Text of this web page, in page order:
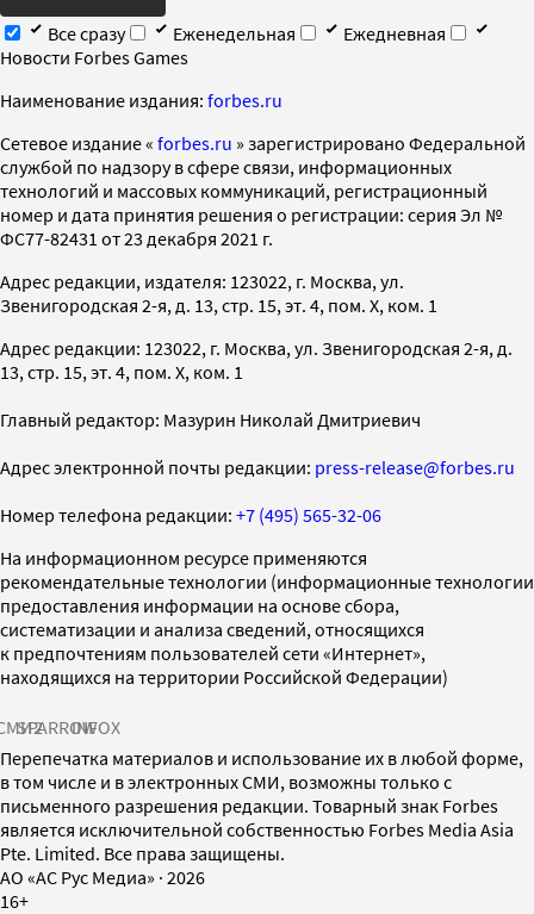
Все сразу
Еженедельная
Ежедневная
Новости Forbes Games
Наименование издания: forbes.ru
Cетевое издание « forbes.ru » зарегистрировано Федеральной
службой по надзору в сфере связи, информационных
технологий и массовых коммуникаций, регистрационный
номер и дата принятия решения о регистрации: серия Эл №
ФС77-82431 от 23 декабря 2021 г.
Адрес редакции, издателя: 123022, г. Москва, ул.
Звенигородская 2-я, д. 13, стр. 15, эт. 4, пом. X, ком. 1
Адрес редакции: 123022, г. Москва, ул. Звенигородская 2-я, д.
13, стр. 15, эт. 4, пом. X, ком. 1
Главный редактор: Мазурин Николай Дмитриевич
Адрес электронной почты редакции: press-release@forbes.ru
Номер телефона редакции: +7 (495) 565-32-06
На информационном ресурсе применяются
рекомендательные технологии (информационные технологии
предоставления информации на основе сбора,
систематизации и анализа сведений, относящихся
к предпочтениям пользователей сети «Интернет»,
находящихся на территории Российской Федерации)
SPARROWINFOX
Перепечатка материалов и использование их в любой форме,
в том числе и в электронных СМИ, возможны только с
письменного разрешения редакции. Товарный знак Forbes
является исключительной собственностью Forbes Media Asia
Pte. Limited. Все права защищены.
AO «АС Рус Медиа» · 2026
16+